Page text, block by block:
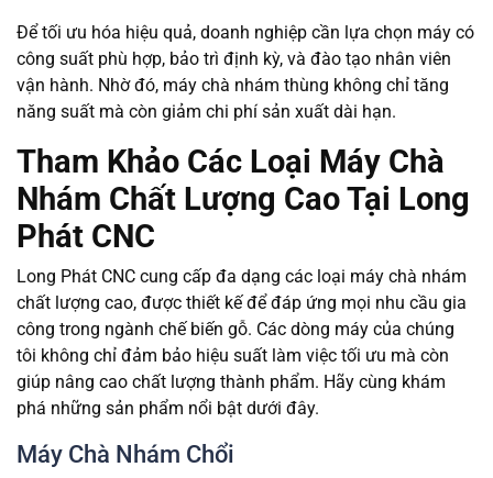
Để tối ưu hóa hiệu quả, doanh nghiệp cần lựa chọn máy có
công suất phù hợp, bảo trì định kỳ, và đào tạo nhân viên
vận hành. Nhờ đó, máy chà nhám thùng không chỉ tăng
năng suất mà còn giảm chi phí sản xuất dài hạn.
Tham Khảo Các Loại Máy Chà
Nhám Chất Lượng Cao Tại Long
Phát CNC
Long Phát CNC cung cấp đa dạng các loại máy chà nhám
chất lượng cao, được thiết kế để đáp ứng mọi nhu cầu gia
công trong ngành chế biến gỗ. Các dòng máy của chúng
tôi không chỉ đảm bảo hiệu suất làm việc tối ưu mà còn
giúp nâng cao chất lượng thành phẩm. Hãy cùng khám
phá những sản phẩm nổi bật dưới đây.
Máy Chà Nhám Chổi